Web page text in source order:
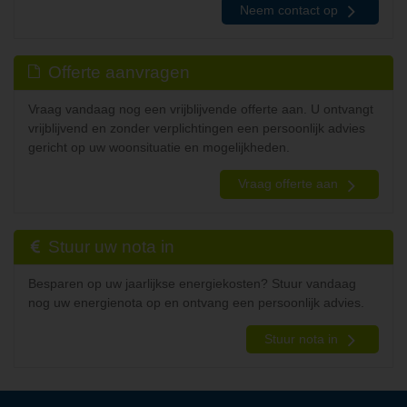
Neem contact op
Offerte aanvragen
Vraag vandaag nog een vrijblijvende offerte aan. U ontvangt
vrijblijvend en zonder verplichtingen een persoonlijk advies
gericht op uw woonsituatie en mogelijkheden.
Vraag offerte aan
Stuur uw nota in
Besparen op uw jaarlijkse energiekosten? Stuur vandaag
nog uw energienota op en ontvang een persoonlijk advies.
Stuur nota in